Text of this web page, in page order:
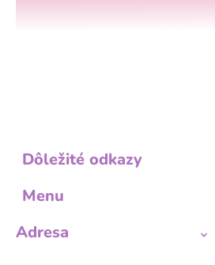
Dôležité odkazy
Menu
Adresa